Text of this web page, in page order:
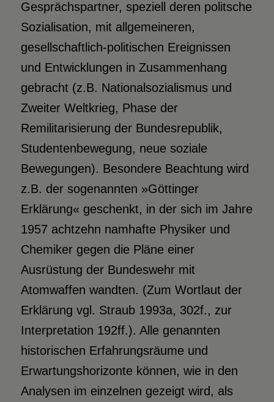
Gesprächspartner, speziell deren politsche
Sozialisation, mit allgemeineren,
gesellschaftlich-politischen Ereignissen
und Entwicklungen in Zusammenhang
gebracht (z.B. Nationalsozialismus und
Zweiter Weltkrieg, Phase der
Remilitarisierung der Bundesrepublik,
Studentenbewegung, neue soziale
Bewegungen). Besondere Beachtung wird
z.B. der sogenannten »Göttinger
Erklärung« geschenkt, in der sich im Jahre
1957 achtzehn namhafte Physiker und
Chemiker gegen die Pläne einer
Ausrüstung der Bundeswehr mit
Atomwaffen wandten. (Zum Wortlaut der
Erklärung vgl. Straub 1993a, 302f., zur
Interpretation 192ff.). Alle genannten
historischen Erfahrungsräume und
Erwartungshorizonte können, wie in den
Analysen im einzelnen gezeigt wird, als